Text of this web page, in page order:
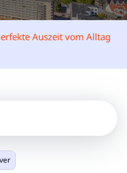
Auszeit vom Alltag